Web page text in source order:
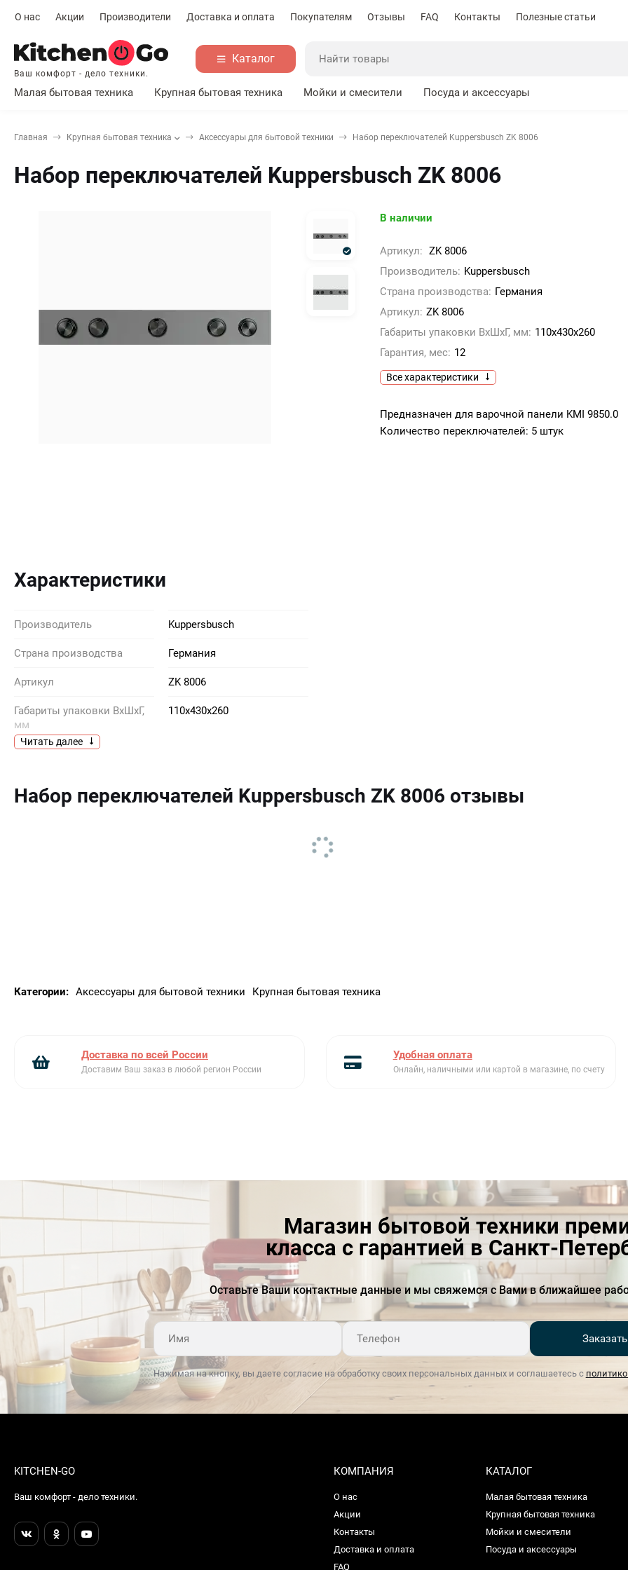
О нас Акции Производители Доставка и оплата Покупателям Отзывы FAQ Контакты Полезные статьи
Ваш комфорт - дело техники.
Каталог
Малая бытовая техника Крупная бытовая техника Мойки и смесители Посуда и аксессуары
Главная Крупная бытовая техника Аксессуары для бытовой техники Набор переключателей Kuppersbusch ZK 8006
Набор переключателей Kuppersbusch ZK 8006
В наличии
Артикул: ZK 8006
Производитель: Kuppersbusch
Страна производства: Германия
Артикул: ZK 8006
Габариты упаковки ВхШхГ, мм: 110х430х260
Гарантия, мес: 12
Все характеристики
Предназначен для варочной панели KMI 9850.0
Количество переключателей: 5 штук
Характеристики
Производитель Kuppersbusch
Страна производства Германия
Артикул ZK 8006
Габариты упаковки ВхШхГ,
мм
110х430х260
Гарантия, мес
Предназначено для
Читать далее
Набор переключателей Kuppersbusch ZK 8006 отзывы
Категории: Аксессуары для бытовой техники Крупная бытовая техника
Доставка по всей России
Доставим Ваш заказ в любой регион России
Удобная оплата
Онлайн, наличными или картой в магазине, по счету
Магазин бытовой техники
класса с гарантией в Санкт-
Оставьте Ваши контактные данные и мы свяжемся с Вами в ближайшее
Нажимая на кнопку, вы даете согласие на обработку своих персональных данных и соглашаетесь с
KITCHEN-GO
Ваш комфорт - дело техники.
КОМПАНИЯ
О нас
Акции
Контакты
Доставка и оплата
FAQ
КАТАЛОГ
Малая бытовая техника
Крупная бытовая техника
Мойки и смесители
Посуда и аксессуары